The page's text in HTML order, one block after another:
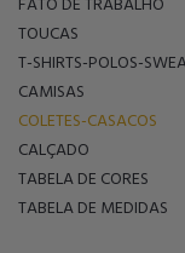
TOUCAS
T-SHIRTS-POLOS-
CAMISAS
COLETES-CASACOS
CALÇADO
TABELA DE CORES
TABELA DE MEDIDAS